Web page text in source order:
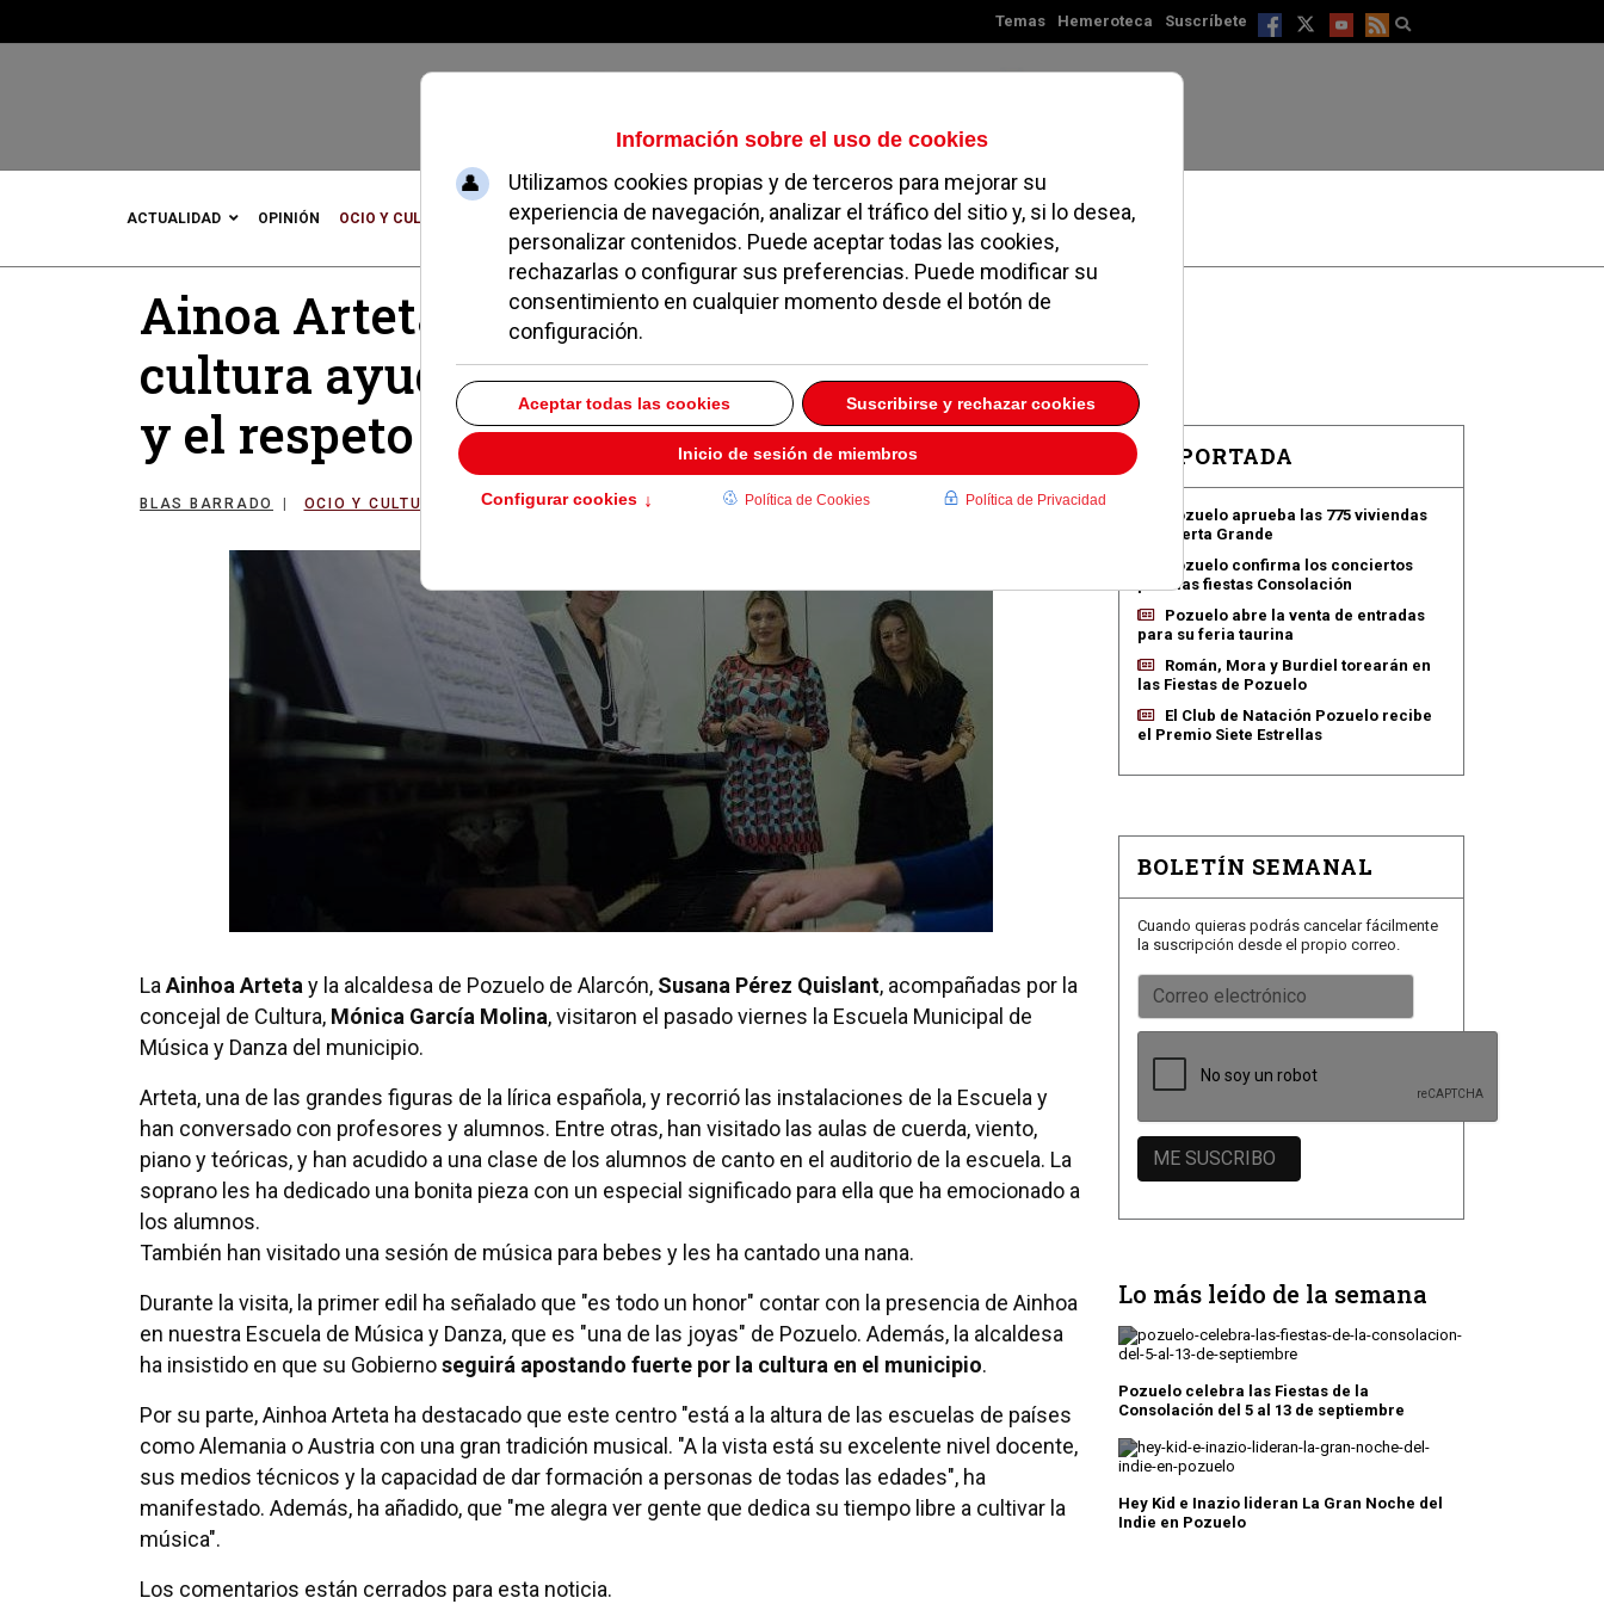
Temas Hemeroteca Suscríbete
Sábado, 08 de agosto de 2026
ACTUALIDAD OPINIÓN OCIO Y CULTURA DEPORTES MADRID NOROESTE SOCIEDAD MAGAZINE SERVICIOS
Ainoa Arteta: “Cultivar la música y la
cultura ayuda a mejorar la convivencia
y el respeto a los demás”
BLAS BARRADO OCIO Y CULTURA 19 OCTUBRE 2015
La Ainhoa Arteta y la alcaldesa de Pozuelo de Alarcón, Susana Pérez Quislant, acompañadas por la
concejal de Cultura, Mónica García Molina, visitaron el pasado viernes la Escuela Municipal de
Música y Danza del municipio.
Arteta, una de las grandes figuras de la lírica española, y recorrió las instalaciones de la Escuela y
han conversado con profesores y alumnos. Entre otras, han visitado las aulas de cuerda, viento,
piano y teóricas, y han acudido a una clase de los alumnos de canto en el auditorio de la escuela. La
soprano les ha dedicado una bonita pieza con un especial significado para ella que ha emocionado a
los alumnos.
También han visitado una sesión de música para bebes y les ha cantado una nana.
Durante la visita, la primer edil ha señalado que "es todo un honor" contar con la presencia de Ainhoa
en nuestra Escuela de Música y Danza, que es "una de las joyas" de Pozuelo. Además, la alcaldesa
ha insistido en que su Gobiernoseguirá apostando fuerte por la cultura en el municipio.
Por su parte, Ainhoa Arteta ha destacado que este centro "está a la altura de las escuelas de países
como Alemania o Austria con una gran tradición musical. "A la vista está su excelente nivel docente,
sus medios técnicos y la capacidad de dar formación a personas de todas las edades", ha
manifestado. Además, ha añadido, que "me alegra ver gente que dedica su tiempo libre a cultivar la
música".
Los comentarios están cerrados para esta noticia.
EN PORTADA
Pozuelo aprueba las 775 viviendas
de Huerta Grande
Pozuelo confirma los conciertos
para las fiestas Consolación
Pozuelo abre la venta de entradas
para su feria taurina
Román, Mora y Burdiel torearán en
las Fiestas de Pozuelo
El Club de Natación Pozuelo recibe
el Premio Siete Estrellas
BOLETÍN SEMANAL
Cuando quieras podrás cancelar fácilmente
la suscripción desde el propio correo.
Lo más leído de la semana
Pozuelo celebra las Fiestas de la
Consolación del 5 al 13 de septiembre
Hey Kid e Inazio lideran La Gran Noche del
Indie en Pozuelo